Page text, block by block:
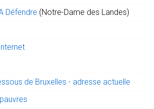
Défendre (Notre-Dame des Landes)
de Bruxelles - adresse actuelle